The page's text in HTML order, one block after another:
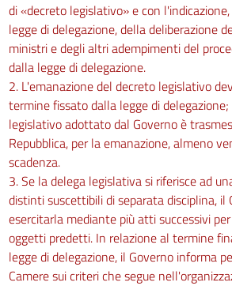
di «decreto legislativo» e con
legge di delegazione, della deliberazione
ministri e degli altri adempimenti del
dalla legge di delegazione.
2. L'emanazione del decreto legislativo
termine fissato dalla legge di
legislativo adottato dal Governo è
Repubblica, per la emanazione, almeno
scadenza.
3. Se la delega legislativa si riferisce ad
distinti suscettibili di separata disciplina, il
esercitarla mediante più atti successivi
oggetti predetti. In relazione al termine
legge di delegazione, il Governo informa
Camere sui criteri che segue